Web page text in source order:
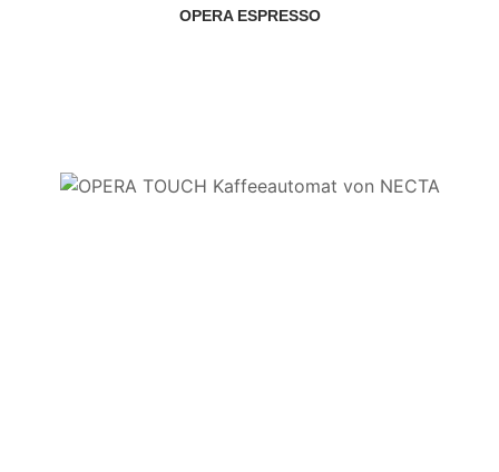
OPERA ESPRESSO